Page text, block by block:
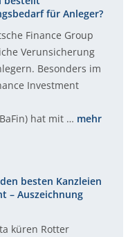
für Anleger?
Finance Group
Verunsicherung
Besonders im
Investment
hat mit … mehr
besten Kanzleien
– Auszeichnung
küren Rotter